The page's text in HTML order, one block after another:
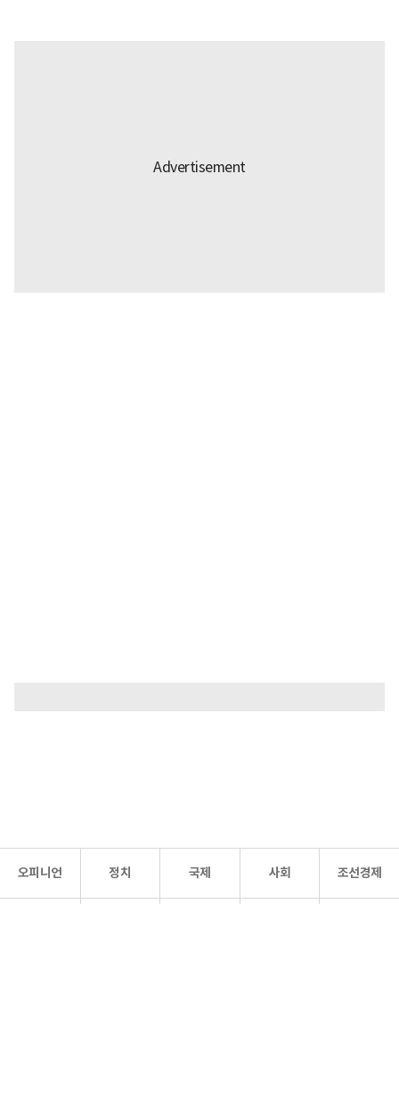
오피니언 정치 국제 사회 조선경제